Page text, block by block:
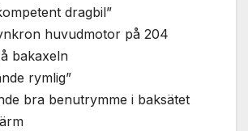
dragbil”
huvudmotor på 204
bakaxeln
rymlig”
bra benutrymme i baksätet
Marknadsföring
Genom att dela
med dig av dina
surfar ökar du
chansen att få se